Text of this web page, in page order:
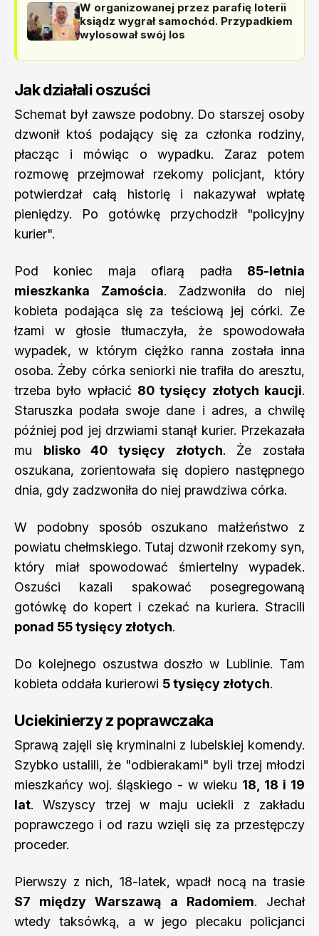
W organizowanej przez parafię loterii
ksiądz wygrał samochód. Przypadkiem
wylosował swój los
Jak działali oszuści
Schemat był zawsze podobny. Do starszej osoby
dzwonił ktoś podający się za członka rodziny,
płacząc i mówiąc o wypadku. Zaraz potem
rozmowę przejmował rzekomy policjant, który
potwierdzał całą historię i nakazywał wpłatę
pieniędzy. Po gotówkę przychodził "policyjny
kurier".
Pod koniec maja ofiarą padła 85-letnia
mieszkanka Zamościa. Zadzwoniła do niej
kobieta podająca się za teściową jej córki. Ze
łzami w głosie tłumaczyła, że spowodowała
wypadek, w którym ciężko ranna została inna
osoba. Żeby córka seniorki nie trafiła do aresztu,
trzeba było wpłacić 80 tysięcy złotych kaucji.
Staruszka podała swoje dane i adres, a chwilę
później pod jej drzwiami stanął kurier. Przekazała
mu blisko 40 tysięcy złotych. Że została
oszukana, zorientowała się dopiero następnego
dnia, gdy zadzwoniła do niej prawdziwa córka.
W podobny sposób oszukano małżeństwo z
powiatu chełmskiego. Tutaj dzwonił rzekomy syn,
który miał spowodować śmiertelny wypadek.
Oszuści kazali spakować posegregowaną
gotówkę do kopert i czekać na kuriera. Stracili
ponad 55 tysięcy złotych.
Do kolejnego oszustwa doszło w Lublinie. Tam
kobieta oddała kurierowi 5 tysięcy złotych.
Uciekinierzy z poprawczaka
Sprawą zajęli się kryminalni z lubelskiej komendy.
Szybko ustalili, że "odbierakami" byli trzej młodzi
mieszkańcy woj. śląskiego - w wieku 18, 18 i 19
lat. Wszyscy trzej w maju uciekli z zakładu
poprawczego i od razu wzięli się za przestępczy
proceder.
Pierwszy z nich, 18-latek, wpadł nocą na trasie
S7 między Warszawą a Radomiem. Jechał
wtedy taksówką, a w jego plecaku policjanci